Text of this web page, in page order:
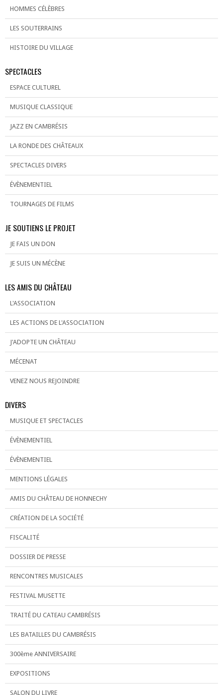
HOMMES CÉLÈBRES
LES SOUTERRAINS
HISTOIRE DU VILLAGE
SPECTACLES
ESPACE CULTUREL
MUSIQUE CLASSIQUE
JAZZ EN CAMBRÉSIS
LA RONDE DES CHÂTEAUX
SPECTACLES DIVERS
ÉVÈNEMENTIEL
TOURNAGES DE FILMS
JE SOUTIENS LE PROJET
JE FAIS UN DON
JE SUIS UN MÉCÈNE
LES AMIS DU CHÂTEAU
L'ASSOCIATION
LES ACTIONS DE L'ASSOCIATION
J'ADOPTE UN CHÂTEAU
MÉCENAT
VENEZ NOUS REJOINDRE
DIVERS
MUSIQUE ET SPECTACLES
ÉVÈNEMENTIEL
ÉVÈNEMENTIEL
MENTIONS LÉGALES
AMIS DU CHÂTEAU DE HONNECHY
CRÉATION DE LA SOCIÉTÉ
FISCALITÉ
DOSSIER DE PRESSE
RENCONTRES MUSICALES
FESTIVAL MUSETTE
TRAITÉ DU CATEAU CAMBRÉSIS
LES BATAILLES DU CAMBRÉSIS
300ème ANNIVERSAIRE
EXPOSITIONS
SALON DU LIVRE